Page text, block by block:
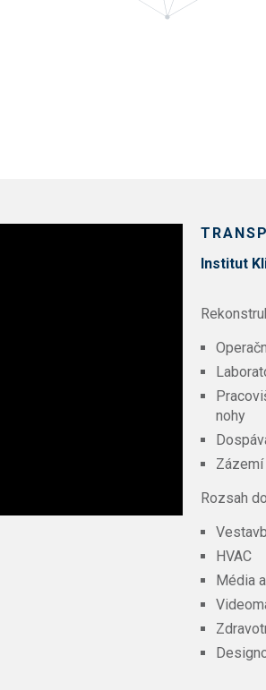
Institut
nohy
Rozsah
HVAC
Média